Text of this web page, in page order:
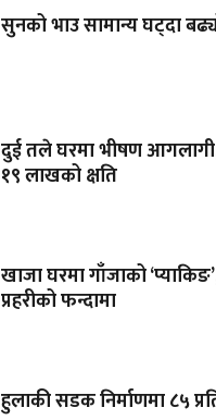
सुनको भाउ सामान्य घट्दा
दुई तले घरमा भीषण
१९ लाखको क्षति
खाजा घरमा गाँजाको
प्रहरीको फन्दामा
हुलाकी सडक निर्माणमा ८५